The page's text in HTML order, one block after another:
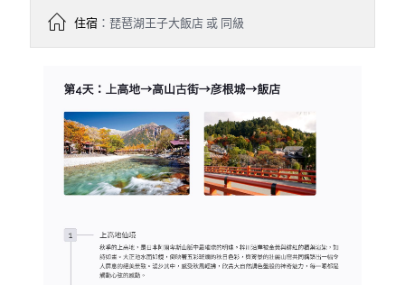
住宿：琵琶湖王子大飯店 或 同級